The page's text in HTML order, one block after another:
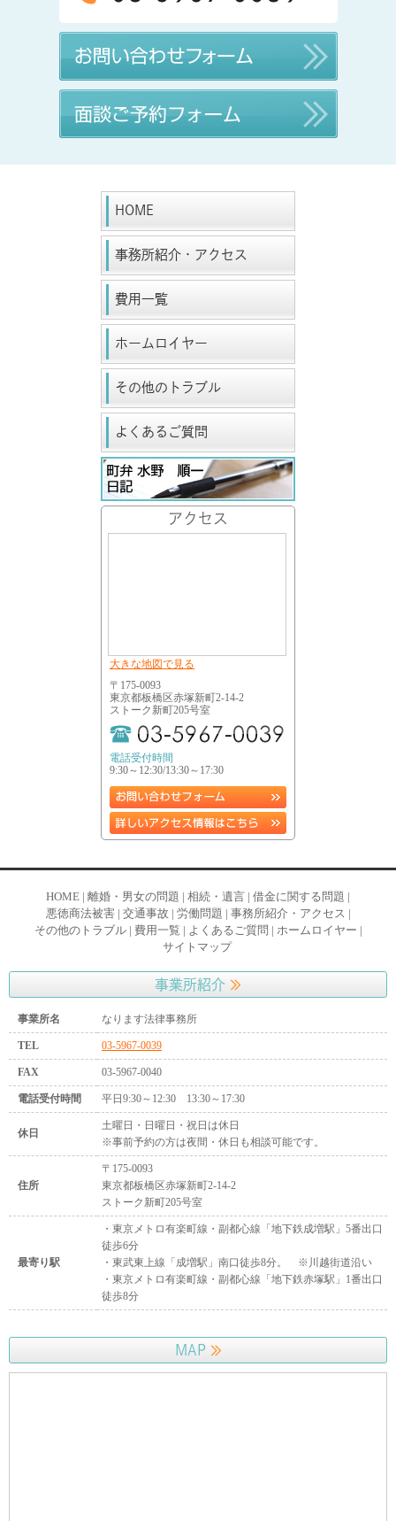
HOME
事務所紹介・アクセス
費用一覧
ホームロイヤー
その他のトラブル
よくあるご質問
アクセス
大きな地図で見る
〒175-0093
東京都板橋区赤塚新町2-14-2
ストーク新町205号室
電話受付時間
9:30～12:30/13:30～17:30
HOME | 離婚・男女の問題 | 相続・遺言 | 借金に関する問題 |
悪徳商法被害 | 交通事故 | 労働問題 | 事務所紹介・アクセス |
その他のトラブル | 費用一覧 | よくあるご質問 | ホームロイヤー |
サイトマップ
事業所紹介
事業所名 なります法律事務所
TEL 03-5967-0039
FAX 03-5967-0040
電話受付時間 平日9:30～12:30 13:30～17:30
休日
土曜日・日曜日・祝日は休日
※事前予約の方は夜間・休日も相談可能です。
住所
〒175-0093
東京都板橋区赤塚新町2-14-2
ストーク新町205号室
最寄り駅
・東京メトロ有楽町線・副都心線「地下鉄成増駅」5番出口
徒歩6分
・東武東上線「成増駅」南口徒歩8分。 ※川越街道沿い
・東京メトロ有楽町線・副都心線「地下鉄赤塚駅」1番出口
徒歩8分
MAP